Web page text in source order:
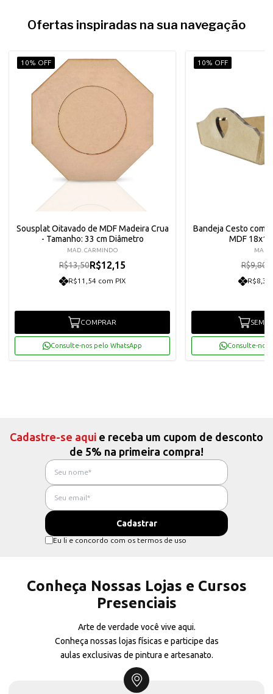
Ofertas inspiradas na sua navegação
10% OFF
Sousplat Oitavado de MDF Madeira Crua
- Tamanho: 33 cm Diâmetro
MAD. CARMINDO
R$13,50R$12,15
R$11,54 com PIX
COMPRAR
Consulte-nos pelo WhatsApp
10% OFF
Bandeja Cesto com
MDF
MAD.
R$9,80
R$8,38
SEM
Consulte-nos
Cadastre-se aqui e receba um cupom de desconto
de 5% na primeira compra!
Eu li e concordo com os termos de uso
Conheça Nossas Lojas e Cursos
Presenciais
Arte de verdade você vive aqui.
Conheça nossas lojas físicas e participe das
aulas exclusivas de pintura e artesanato.